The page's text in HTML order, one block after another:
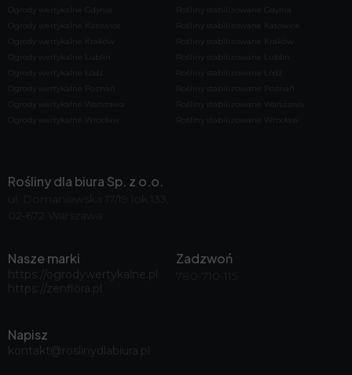
Ogrody wertykalne Gdynia
Ogrody wertykalne Katowice
Ogrody wertykalne Kraków
Ogrody wertykalne Lublin
Ogrody wertykalne Łódź
Ogrody wertykalne Poznań
Ogrody wertykalne Warszawa
Ogrody wertykalne Wrocław
Rośliny stabilizowane Gdynia
Rośliny stabilizowane Katowice
Rośliny stabilizowane Kraków
Rośliny stabilizowane Lublin
Rośliny stabilizowane Łódź
Rośliny stabilizowane Poznań
Rośliny stabilizowane Warszawa
Rośliny stabilizowane Wrocław
Rośliny dla biura Sp. z o.o.
ul. Domaniewska 17/19 lok.133,
Nasze marki
https://ogrodywertykalne.pl
https://zenflora.pl
Zadzwoń
780-710-115
Napisz
kontakt@roslinydlabiura.pl